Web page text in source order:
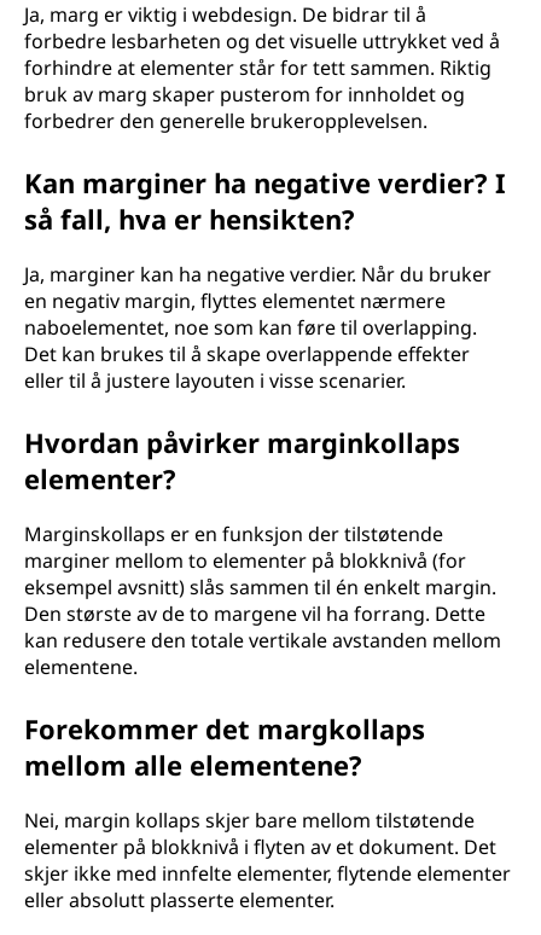
Ja, marg er viktig i webdesign. De bidrar til å
forbedre lesbarheten og det visuelle uttrykket ved å
forhindre at elementer står for tett sammen. Riktig
bruk av marg skaper pusterom for innholdet og
forbedrer den generelle brukeropplevelsen.
Kan marginer ha negative verdier? I
så fall, hva er hensikten?
Ja, marginer kan ha negative verdier. Når du bruker
en negativ margin, flyttes elementet nærmere
naboelementet, noe som kan føre til overlapping.
Det kan brukes til å skape overlappende effekter
eller til å justere layouten i visse scenarier.
Hvordan påvirker marginkollaps
elementer?
Marginskollaps er en funksjon der tilstøtende
marginer mellom to elementer på blokknivå (for
eksempel avsnitt) slås sammen til én enkelt margin.
Den største av de to margene vil ha forrang. Dette
kan redusere den totale vertikale avstanden mellom
elementene.
Forekommer det margkollaps
mellom alle elementene?
Nei, margin kollaps skjer bare mellom tilstøtende
elementer på blokknivå i flyten av et dokument. Det
skjer ikke med innfelte elementer, flytende elementer
eller absolutt plasserte elementer.